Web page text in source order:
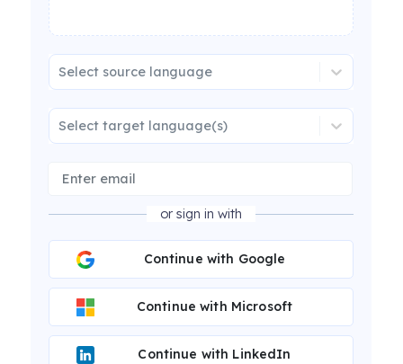
Select source language
Select target language(s)
or sign in with
Continue with Google
Continue with Microsoft
Continue with LinkedIn